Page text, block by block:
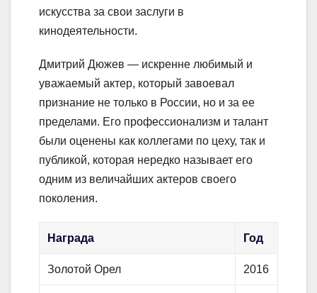
искусства за свои заслуги в
кинодеятельности.
Дмитрий Дюжев — искренне любимый и
уважаемый актер, который завоевал
признание не только в России, но и за ее
пределами. Его профессионализм и талант
были оценены как коллегами по цеху, так и
публикой, которая нередко называет его
одним из величайших актеров своего
поколения.
Награда Год
Золотой Орел 2016